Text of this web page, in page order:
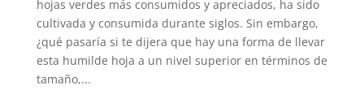
hojas verdes más consumidos y apreciados, ha sido
cultivada y consumida durante siglos. Sin embargo,
¿qué pasaría si te dijera que hay una forma de llevar
esta humilde hoja a un nivel superior en términos de
tamaño,...